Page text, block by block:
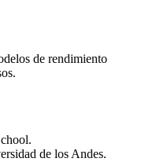
de rendimiento
​.
de los Andes.